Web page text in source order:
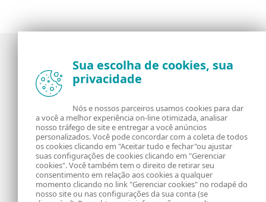
Notícias, opiniões e análises da comunidade de
segurança da ESET
Sobre o WeLiveSecurity RSS Feed
Fale Conosco Endereço
Informação Legal Política de Cookies
Sua escolha de cookies, sua
privacidade
Nós e nossos parceiros usamos cookies para dar
a você a melhor experiência on-line otimizada, analisar
nosso tráfego de site e entregar a você anúncios
personalizados. Você pode concordar com a coleta de todos
os cookies clicando em "Aceitar tudo e fechar"ou ajustar
suas configurações de cookies clicando em "Gerenciar
cookies". Você também tem o direito de retirar seu
consentimento em relação aos cookies a qualquer
momento clicando no link "Gerenciar cookies" no rodapé do
nosso site ou nas configurações da sua conta (se